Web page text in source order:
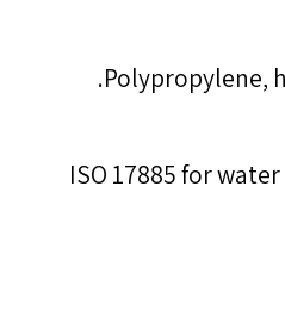
Polypropylene,
ISO 17885 for